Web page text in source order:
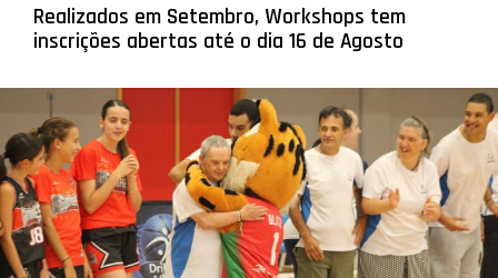
Realizados em Setembro, Workshops tem
inscrições abertas até o dia 16 de Agosto